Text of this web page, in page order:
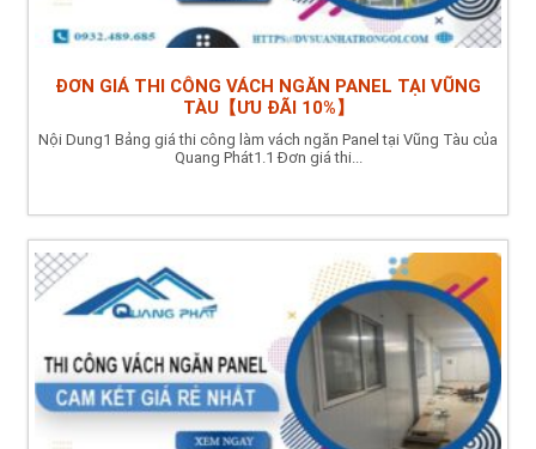
ĐƠN GIÁ THI CÔNG VÁCH NGĂN PANEL TẠI VŨNG
TÀU【ƯU ĐÃI 10%】
Nội Dung1 Bảng giá thi công làm vách ngăn Panel tại Vũng Tàu của
Quang Phát1.1 Đơn giá thi...